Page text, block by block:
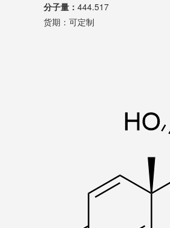
分子量： 444.517
货期： 可定制